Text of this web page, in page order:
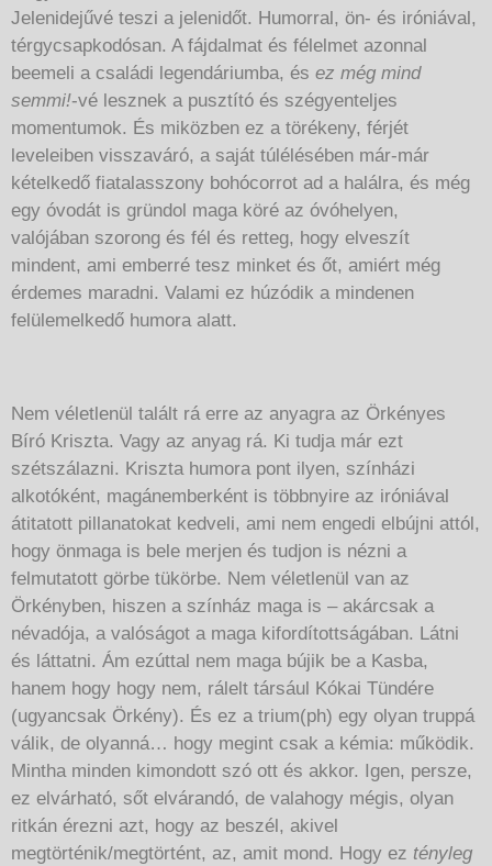
Jelenidejűvé teszi a jelenidőt. Humorral, ön- és iróniával,
térgycsapkodósan. A fájdalmat és félelmet azonnal
beemeli a családi legendáriumba, és ez még mind
semmi!-vé lesznek a pusztító és szégyenteljes
momentumok. És miközben ez a törékeny, férjét
leveleiben visszaváró, a saját túlélésében már-már
kételkedő fiatalasszony bohócorrot ad a halálra, és még
egy óvodát is gründol maga köré az óvóhelyen,
valójában szorong és fél és retteg, hogy elveszít
mindent, ami emberré tesz minket és őt, amiért még
érdemes maradni. Valami ez húzódik a mindenen
felülemelkedő humora alatt.
Nem véletlenül talált rá erre az anyagra az Örkényes
Bíró Kriszta. Vagy az anyag rá. Ki tudja már ezt
szétszálazni. Kriszta humora pont ilyen, színházi
alkotóként, magánemberként is többnyire az iróniával
átitatott pillanatokat kedveli, ami nem engedi elbújni attól,
hogy önmaga is bele merjen és tudjon is nézni a
felmutatott görbe tükörbe. Nem véletlenül van az
Örkényben, hiszen a színház maga is – akárcsak a
névadója, a valóságot a maga kifordítottságában. Látni
és láttatni. Ám ezúttal nem maga bújik be a Kasba,
hanem hogy hogy nem, rálelt társául Kókai Tündére
(ugyancsak Örkény). És ez a trium(ph) egy olyan truppá
válik, de olyanná… hogy megint csak a kémia: működik.
Mintha minden kimondott szó ott és akkor. Igen, persze,
ez elvárható, sőt elvárandó, de valahogy mégis, olyan
ritkán érezni azt, hogy az beszél, akivel
megtörténik/megtörtént, az, amit mond. Hogy ez tényleg